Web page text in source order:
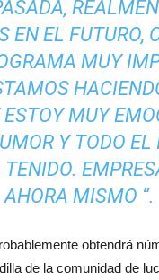
EN EL FUTURO,
MUY
ESTOY MUY
Y TODO
TENIDO.
AHORA MISMO “.
obtendrá
de la comunidad de